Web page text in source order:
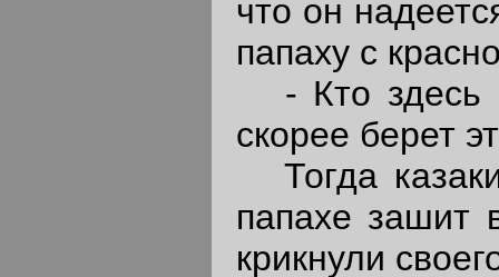
что он
папаху с
- Кто здесь
скорее берет
Тогда
папахе зашит
крикнули